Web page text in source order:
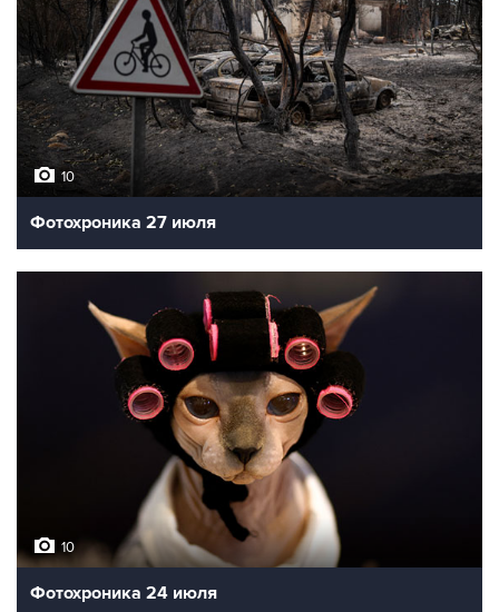
10
Фотохроника 27 июля
10
Фотохроника 24 июля